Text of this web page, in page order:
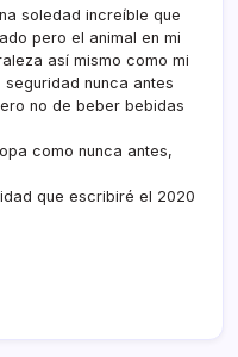
soledad increí­ble que
pero el animal en mi
así­ mismo como mi
nunca antes
no de beber bebidas
como nunca antes,
que escribiré el 2020